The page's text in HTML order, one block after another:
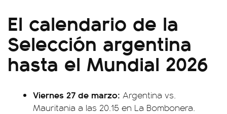
El calendario de la
Selección argentina
hasta el Mundial 2026
Viernes 27 de marzo: Argentina vs.
Mauritania a las 20.15 en La Bombonera.